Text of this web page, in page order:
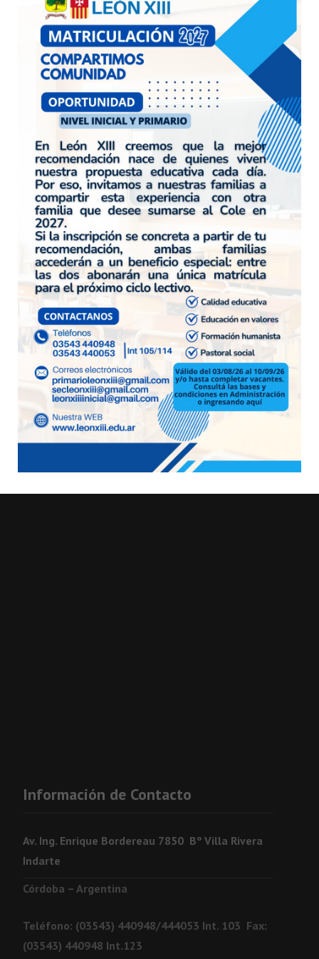
Horario de atención: 14:00 a 17.00 hs
Información de Contacto
Av. Ing. Enrique Bordereau 7850 Bº Villa Rivera
Indarte
Córdoba – Argentina
Teléfono: (03543) 440948/444053 Int. 103 Fax:
(03543) 440948 Int.123